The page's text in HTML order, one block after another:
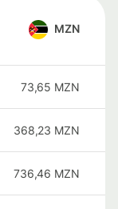
MZN
73,65 MZN
368,23 MZN
736,46 MZN